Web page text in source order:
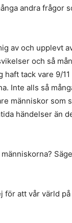
andra frågor
av och upplevt
och så
tack vare 9/11
Inte alls så
människor som
händelser än
för att vår värld